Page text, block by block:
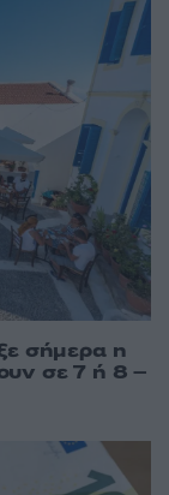
σήμερα η
σε 7 ή 8 –